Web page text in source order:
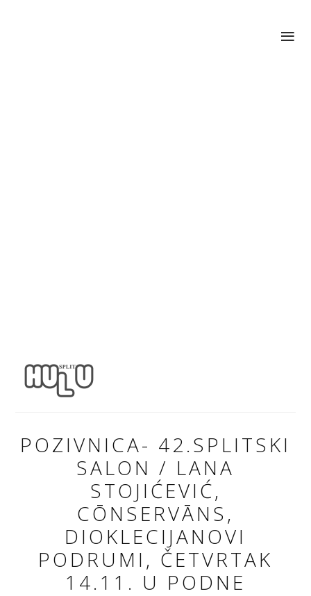
POZIVNICA- 42.SPLITSKI
SALON / LANA
STOJIĆEVIĆ,
CŌNSERVĀNS,
DIOKLECIJANOVI
PODRUMI, ČETVRTAK
14.11. U PODNE